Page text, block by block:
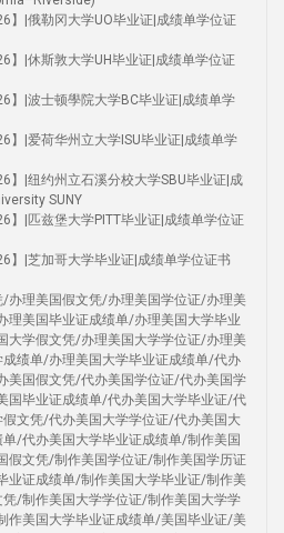
】|俄勒冈大学UO毕业证|成绩单学位证
】|休斯敦大学UH毕业证|成绩单学位证
】|波士顿學院大学BC毕业证|成绩单学
】|爱荷华州立大学ISU毕业证|成绩单学
】|纽约州立石溪分校大学SBU毕业证|成
SUNY
】|匹兹堡大学PITT毕业证|成绩单学位证
】|芝加哥大学毕业证|成绩单学位证书
办理美国假文凭/办理美国学位证/办理美
理美国毕业证成绩单/办理美国大学毕业
大学假文凭/办理美国大学学位证/办理美
绩单/办理美国大学毕业证成绩单/代办
美国假文凭/代办美国学位证/代办美国学
国毕业证成绩单/代办美国大学毕业证/代
文凭/代办美国大学学位证/代办美国大
/代办美国大学毕业证成绩单/制作美国
假文凭/制作美国学位证/制作美国学历证
业证成绩单/制作美国大学毕业证/制作美
/制作美国大学学位证/制作美国大学学
作美国大学毕业证成绩单/美国毕业证/美